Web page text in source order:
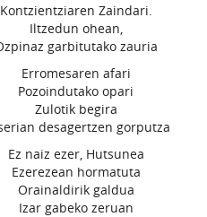
Kontzientziaren Zaindari.
Iltzedun ohean,
garbitutako zauria
Erromesaren afari
Pozoindutako opari
Zulotik begira
desagertzen gorputza
Ez naiz ezer, Hutsunea
Ezerezean hormatuta
Orainaldirik galdua
Izar gabeko zeruan